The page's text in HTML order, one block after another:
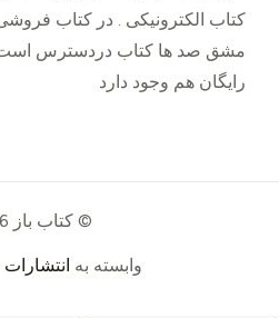
کتاب الکترونیکی . در کتاب فروشی
مشق صد ها کتاب دردسترس است
رایگان هم وجود دارد
© کتاب باز 2026
وابسته به